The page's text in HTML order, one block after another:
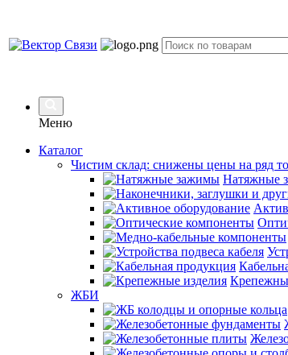
Меню
Каталог
Чистим склад: снижены цены на ряд
Натяжные
ЖБИ